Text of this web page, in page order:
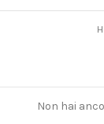
Non hai